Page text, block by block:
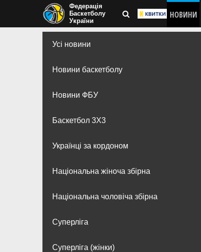
Федерація
Баскетболу
України
НОВИНИ
Усі новини
Новини баскетболу
Новини ФБУ
Баскетбол 3Х3
Українці за кордоном
Національна жіноча збірна
Національна чоловіча збірна
Суперліга
Суперліга (жінки)